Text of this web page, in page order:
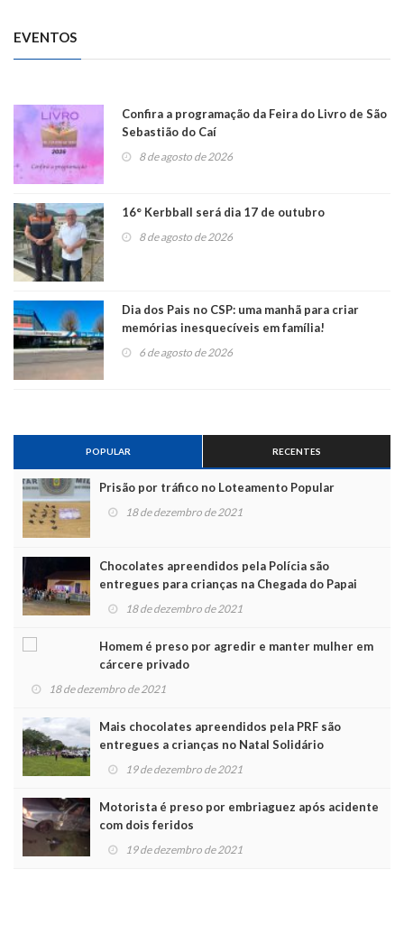
EVENTOS
Confira a programação da Feira do Livro de São
Sebastião do Caí
8 de agosto de 2026
16° Kerbball será dia 17 de outubro
8 de agosto de 2026
Dia dos Pais no CSP: uma manhã para criar
memórias inesquecíveis em família!
6 de agosto de 2026
POPULAR RECENTES
Prisão por tráfico no Loteamento Popular
18 de dezembro de 2021
Chocolates apreendidos pela Polícia são
entregues para crianças na Chegada do Papai
Noel
18 de dezembro de 2021
Homem é preso por agredir e manter mulher em
cárcere privado
18 de dezembro de 2021
Mais chocolates apreendidos pela PRF são
entregues a crianças no Natal Solidário
19 de dezembro de 2021
Motorista é preso por embriaguez após acidente
com dois feridos
19 de dezembro de 2021